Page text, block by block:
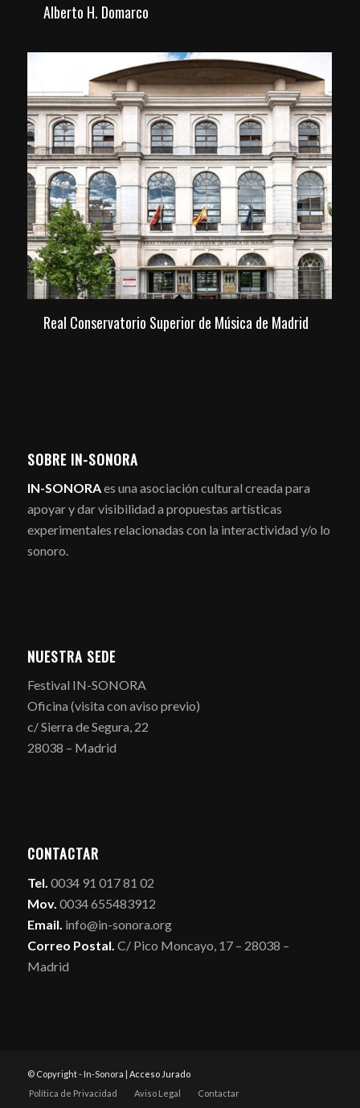
Alberto H. Domarco
Real Conservatorio Superior de Música de Madrid
SOBRE IN-SONORA
IN-SONORAes una asociación cultural creada para
apoyar y dar visibilidad a propuestas artísticas
experimentales relacionadas con la interactividad y/o lo
sonoro.
NUESTRA SEDE
Festival IN-SONORA
Oficina (visita con aviso previo)
c/ Sierra de Segura, 22
28038 – Madrid
CONTACTAR
Tel. 0034 91 017 81 02
Mov. 0034 655483912
Email. info@in-sonora.org
Correo Postal. C/ Pico Moncayo, 17 – 28038 –
Madrid
© Copyright - In-Sonora | Acceso Jurado
Política de Privacidad
Aviso Legal Contactar